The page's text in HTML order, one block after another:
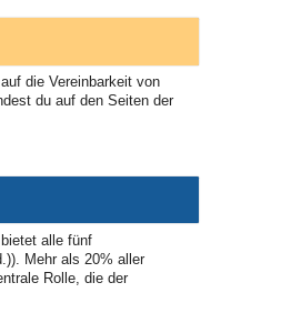
die Vereinbarkeit von
du auf den Seiten der
alle fünf
Mehr als 20% aller
Rolle, die der